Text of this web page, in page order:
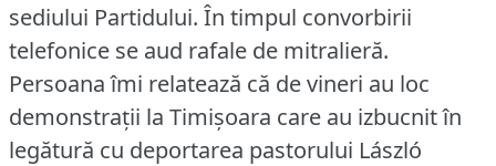
sediului Partidului. În timpul convorbirii
telefonice se aud rafale de mitralieră.
Persoana îmi relatează că de vineri au loc
demonstraţii la Timişoara care au izbucnit în
legătură cu deportarea pastorului László